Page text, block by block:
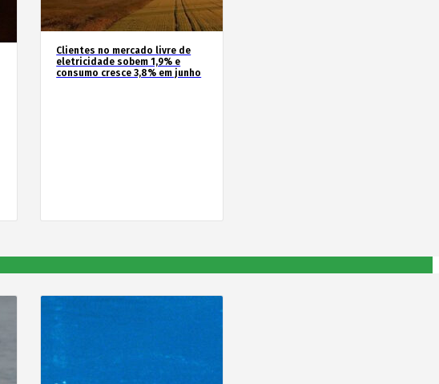
Clientes no mercado livre de
eletricidade sobem 1,9% e
consumo cresce 3,8% em junho